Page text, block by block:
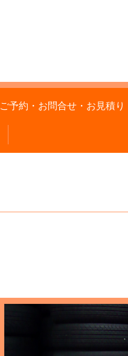
ご予約・お問合せ・お見積り